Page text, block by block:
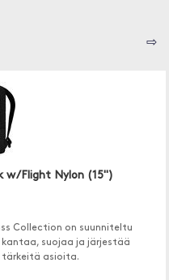
⇨
w/Flight Nylon (15")
Collection on suunniteltu
suojaa ja järjestää
tärkeitä asioita.